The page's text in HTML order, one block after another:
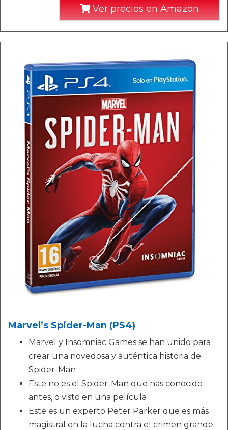
Ver precios en Amazon
Marvel’s Spider-Man (PS4)
Marvel y Insomniac Games se han unido para
crear una novedosa y auténtica historia de
Spider-Man
Este no es el Spider-Man que has conocido
antes, o visto en una película
Este es un experto Peter Parker que es más
magistral en la lucha contra el crimen grande